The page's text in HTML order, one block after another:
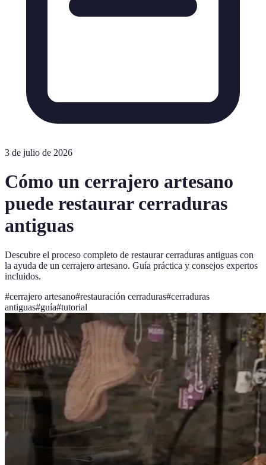
3 de julio de 2026
Cómo un cerrajero artesano
puede restaurar cerraduras
antiguas
Descubre el proceso completo de restaurar cerraduras antiguas con
la ayuda de un cerrajero artesano. Guía práctica y consejos expertos
incluidos.
#cerrajero artesano#restauración cerraduras#cerraduras
antiguas#guía#tutorial